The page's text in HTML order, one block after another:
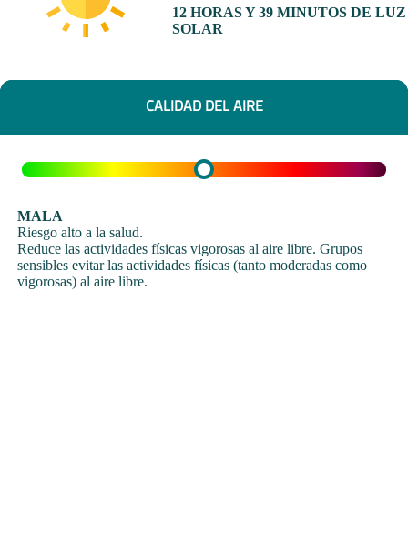
12 HORAS Y 39 MINUTOS DE LUZ
SOLAR
CALIDAD DEL AIRE
MALA
Riesgo alto a la salud.
Reduce las actividades físicas vigorosas al aire libre. Grupos
sensibles evitar las actividades físicas (tanto moderadas como
vigorosas) al aire libre.